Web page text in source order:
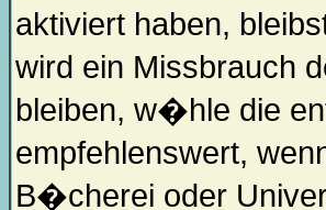
aktiviert haben,
wird ein Missbrauch
bleiben, w�hle die
empfehlenswert,
B�cherei oder